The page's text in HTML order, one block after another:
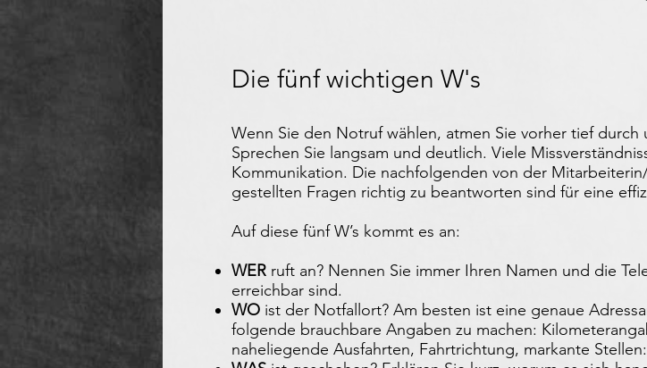
Die fünf wichtigen W's
Wenn Sie den Notruf wählen, atmen Sie vorher tief
Sprechen Sie langsam und deutlich. Viele
Kommunikation. Die nachfolgenden von der
gestellten Fragen richtig zu beantworten sind für eine
Auf diese fünf W’s kommt es an:
WER ruft an? Nennen Sie immer Ihren Namen und die
erreichbar sind.
WO ist der Notfallort? Am besten ist eine genaue
folgende brauchbare Angaben zu machen:
naheliegende Ausfahrten, Fahrtrichtung, markante